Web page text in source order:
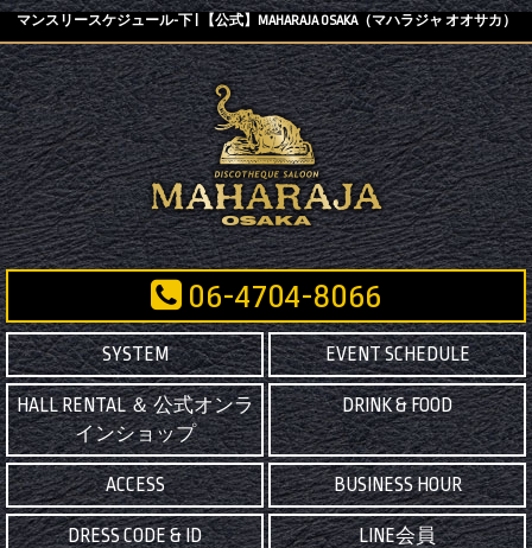
マンスリースケジュール-下 | 【公式】MAHARAJA OSAKA（マハラジャ オオサカ）
06-4704-8066
SYSTEM EVENT SCHEDULE
HALL RENTAL ＆ 公式オンラ
インショップ
DRINK & FOOD
ACCESS BUSINESS HOUR
DRESS CODE & ID LINE会員